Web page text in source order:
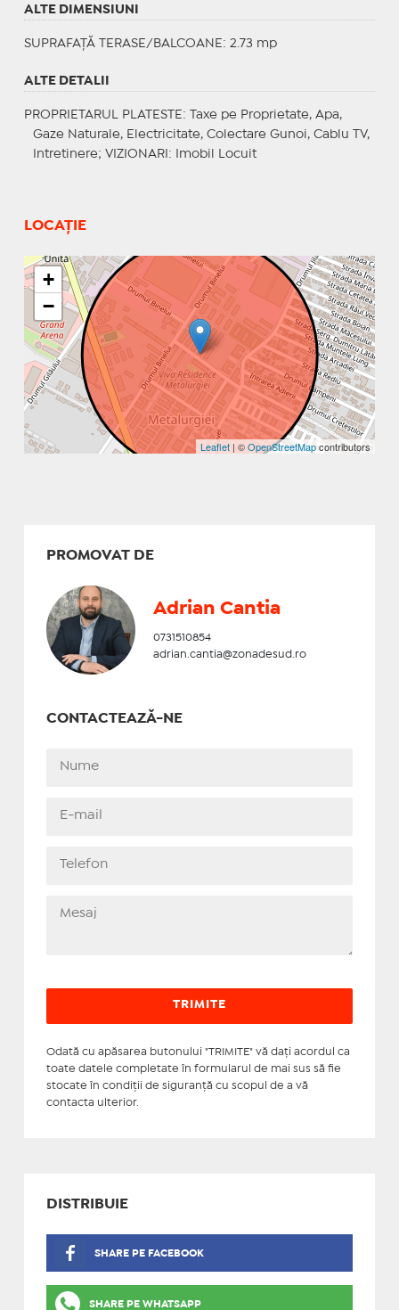
ALTE DIMENSIUNI
SUPRAFAȚĂ TERASE/BALCOANE: 2.73 mp
ALTE DETALII
PROPRIETARUL PLATESTE : Taxe pe Proprietate, Apa,
Gaze Naturale, Electricitate, Colectare Gunoi, Cablu TV,
Intretinere; VIZIONARI : Imobil Locuit
LOCAȚIE
+
−
Leaflet | ©OpenStreetMapcontributors
PROMOVAT DE
Adrian Cantia
0731510854
adrian.cantia@zonadesud.ro
CONTACTEAZĂ-NE
Odată cu apăsarea butonului "TRIMITE" vă daţi acordul ca
toate datele completate în formularul de mai sus să fie
stocate în condiţii de siguranţă cu scopul de a vă
contacta ulterior.
DISTRIBUIE
SHARE PE FACEBOOK
SHARE PE WHATSAPP